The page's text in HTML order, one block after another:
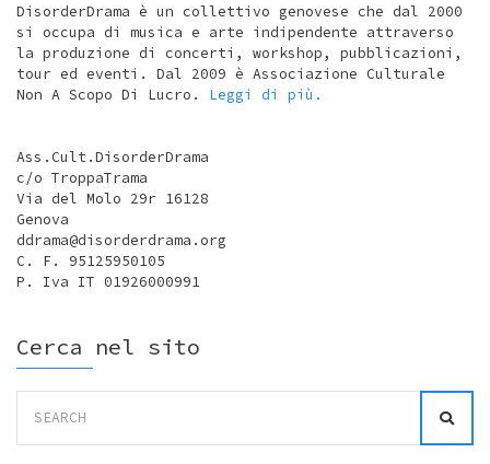
DisorderDrama è un collettivo genovese che dal 2000
si occupa di musica e arte indipendente attraverso
la produzione di concerti, workshop, pubblicazioni,
tour ed eventi. Dal 2009 è Associazione Culturale
Non A Scopo Di Lucro. Leggi di più.
Ass.Cult.DisorderDrama
c/o TroppaTrama
Via del Molo 29r 16128
Genova
ddrama@disorderdrama.org
C. F. 95125950105
P. Iva IT 01926000991
Cerca nel sito
for: